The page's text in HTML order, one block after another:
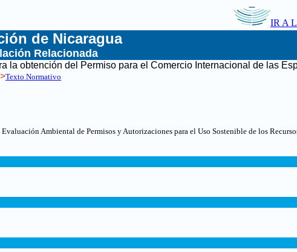
IR A
de Nicaragua
Relacionada
la obtención del Permiso para el Comercio Internacional de las
Texto Normativo
Evaluación Ambiental de Permisos y Autorizaciones para el Uso Sostenible de los